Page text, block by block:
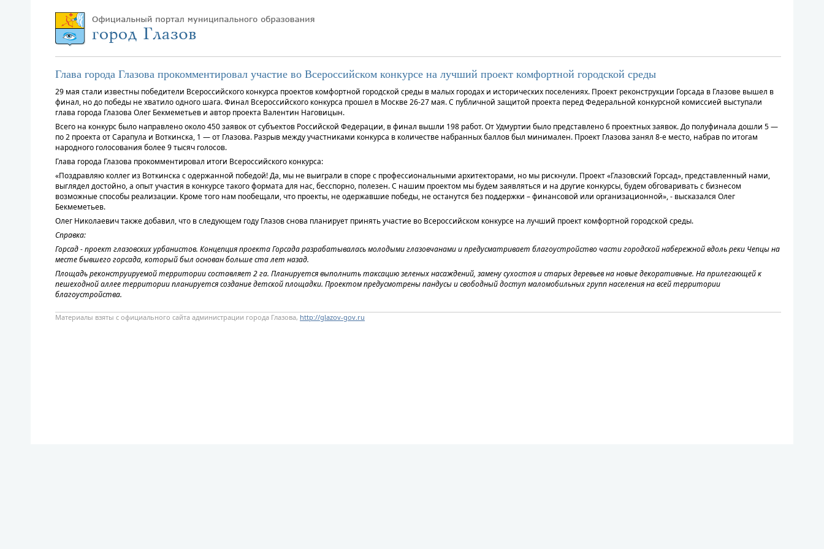
Глава города Глазова прокомментировал участие во Всероссийском конкурсе на лучший проект комфортной городской среды
29 мая стали известны победители Всероссийского конкурса проектов комфортной городской среды в малых городах и исторических поселениях. Проект реконструкции Горсада в Глазове вышел в
финал, но до победы не хватило одного шага. Финал Всероссийского конкурса прошел в Москве 26-27 мая. С публичной защитой проекта перед Федеральной конкурсной комиссией выступали
глава города Глазова Олег Бекмеметьев и автор проекта Валентин Наговицын.
Всего на конкурс было направлено около 450 заявок от субъектов Российской Федерации, в финал вышли 198 работ. От Удмуртии было представлено 6 проектных заявок. До полуфинала дошли 5 —
по 2 проекта от Сарапула и Воткинска, 1 — от Глазова. Разрыв между участниками конкурса в количестве набранных баллов был минимален. Проект Глазова занял 8-е место, набрав по итогам
народного голосования более 9 тысяч голосов.
Глава города Глазова прокомментировал итоги Всероссийского конкурса:
«Поздравляю коллег из Воткинска с одержанной победой! Да, мы не выиграли в споре с профессиональными архитекторами, но мы рискнули. Проект «Глазовский Горсад», представленный нами,
выглядел достойно, а опыт участия в конкурсе такого формата для нас, бесспорно, полезен. С нашим проектом мы будем заявляться и на другие конкурсы, будем обговаривать с бизнесом
возможные способы реализации. Кроме того нам пообещали, что проекты, не одержавшие победы, не останутся без поддержки – финансовой или организационной», - высказался Олег
Бекмеметьев.
Олег Николаевич также добавил, что в следующем году Глазов снова планирует принять участие во Всероссийском конкурсе на лучший проект комфортной городской среды.
Справка:
Горсад - проект глазовских урбанистов. Концепция проекта Горсада разрабатывалась молодыми глазовчанами и предусматривает благоустройство части городской набережной вдоль реки Чепцы на
месте бывшего горсада, который был основан больше ста лет назад.
Площадь реконструируемой территории составляет 2 га. Планируется выполнить таксацию зеленых насаждений, замену сухостоя и старых деревьев на новые декоративные. На прилегающей к
пешеходной аллее территории планируется создание детской площадки. Проектом предусмотрены пандусы и свободный доступ маломобильных групп населения на всей территории
благоустройства.
Материалы взяты с официального сайта администрации города Глазова, http://glazov-gov.ru